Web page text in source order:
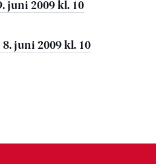
juni 2009 kl. 10
juni 2009 kl. 10